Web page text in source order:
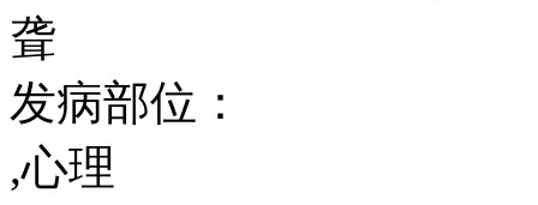
聋
发病部位：
,心理